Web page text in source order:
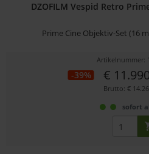
DZOFILM Vespid Retro
Prime Cine Objektiv-Set (16
Artikelnummer:
-39% €
Brutto: €
sofort